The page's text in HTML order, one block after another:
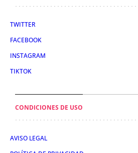
TWITTER
FACEBOOK
INSTAGRAM
TIKTOK
CONDICIONES DE USO
AVISO LEGAL